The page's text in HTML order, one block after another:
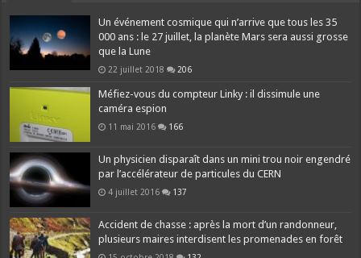
Un événement cosmique qui n’arrive que tous les 35
000 ans : le 27 juillet, la planète Mars sera aussi grosse
que la Lune
22 juillet 2018 206
Méfiez-vous du compteur Linky : il dissimule une
caméra espion
11 mai 2016 166
Un physicien disparaît dans un mini trou noir engendré
par l’accélérateur de particules du CERN
4 juillet 2016 137
Accident de chasse : après la mort d’un randonneur,
plusieurs maires interdisent les promenades en forêt